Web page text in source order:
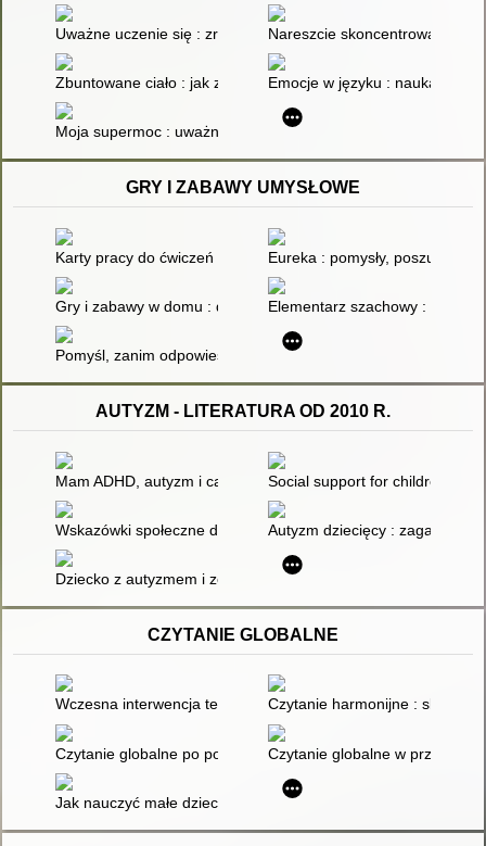
Uważne uczenie się : zredukuj stres i zwiększ produktywność
Nareszcie skoncentrowani :
Zbuntowane ciało : jak zrozumieć i oswoić choroby
Emocje w języku : nauka
Moja supermoc : uważność i spokój żabki : historie, gry i
GRY I ZABAWY UMYSŁOWE
Karty pracy do ćwiczeń funkcji poznawczych : ćwicz swój
Eureka : pomysły,
Gry i zabawy w domu : dla dzieci i całej rodziny
Elementarz szachowy :
Pomyśl, zanim odpowiesz
AUTYZM - LITERATURA OD 2010 R.
Mam ADHD, autyzm i całe spektrum możliwości :
Social support for children
Wskazówki społeczne dla dzieci ze spektrum zaburzeń
Autyzm dziecięcy :
Dziecko z autyzmem i zespołem Aspergera w szkole i
CZYTANIE GLOBALNE
Wczesna interwencja terapeutyczna : stymulacja rozwoju
Czytanie harmonijne :
Czytanie globalne po polsku : poradnik dla nauczycieli,
Czytanie globalne w
Jak nauczyć małe dziecko czytać